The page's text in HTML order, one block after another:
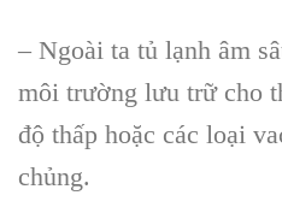
– Ngoài ta tủ lạnh âm
môi trường lưu trữ cho
độ thấp hoặc các loại
chủng.